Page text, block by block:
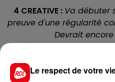
4 CREATIVE : Va débuter
preuve d'une régularité
Devrait
: Sa derniere
reussi des courses
reprendre
Le respect de votre